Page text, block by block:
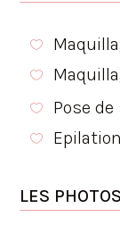


 Pose

LES